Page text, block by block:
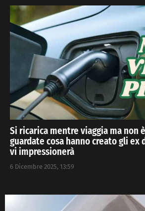
Si ricarica mentre viaggia ma non
guardate cosa hanno creato gli ex
vi impressionerà
6 Dicembre 2025, 13:59